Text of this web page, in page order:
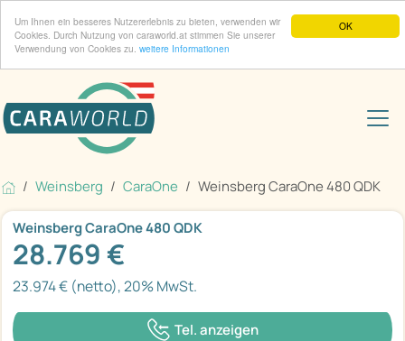
OK
Um Ihnen ein besseres Nutzererlebnis zu bieten, verwenden wir
Cookies. Durch Nutzung von caraworld.at stimmen Sie unserer
Verwendung von Cookies zu. weitere Informationen
Weinsberg CaraOne Weinsberg CaraOne 480 QDK
Weinsberg CaraOne 480 QDK
28.769 €
23.974 € (netto), 20% MwSt.
Tel. anzeigen